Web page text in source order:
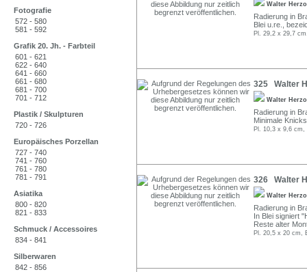
Fotografie
572 - 580
581 - 592
Grafik 20. Jh. - Farbteil
601 - 621
622 - 640
641 - 660
661 - 680
681 - 700
701 - 712
Plastik / Skulpturen
720 - 726
Europäisches Porzellan
727 - 740
741 - 760
761 - 780
781 - 791
Asiatika
800 - 820
821 - 833
Schmuck / Accessoires
834 - 841
Silberwaren
842 - 856
Walter
Radierung in
Blei u.re.,
Pl. 29,2 x 29,7
325 Walter
Walter
Radierung in
Minimale
Pl. 10,3 x 9,6
326 Walter
Walter
Radierung in
In Blei signiert
Reste alter
Pl. 20,5 x 20 cm,